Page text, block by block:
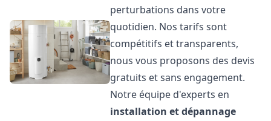
perturbations dans votre
quotidien. Nos tarifs sont
compétitifs et transparents,
nous vous proposons des devis
gratuits et sans engagement.
Notre équipe d'experts en
installation et dépannage